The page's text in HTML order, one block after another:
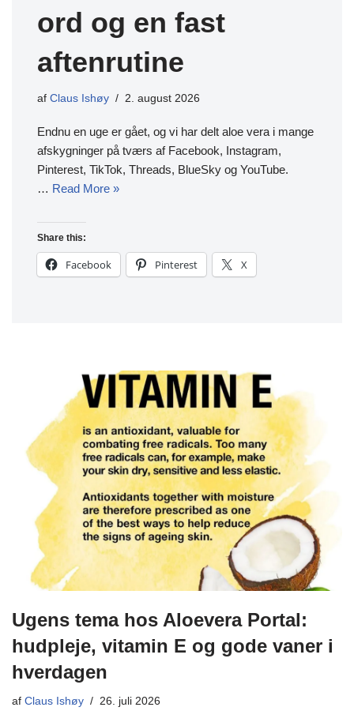
ord og en fast
aftenrutine
af Claus Ishøy 2. august 2026
Endnu en uge er gået, og vi har delt aloe vera i mange
afskygninger på tværs af Facebook, Instagram,
Pinterest, TikTok, Threads, BlueSky og YouTube.
… Read More »
Share this:
Facebook Pinterest X
Ugens tema hos Aloevera Portal:
hudpleje, vitamin E og gode vaner i
hverdagen
af Claus Ishøy 26. juli 2026